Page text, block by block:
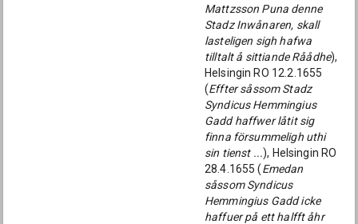
Mattzsson Puna denne
Stadz Inwånaren, skall
lasteligen sigh hafwa
tilltalt å sittiande Råådhe),
Helsingin RO 12.2.1655
(Effter såssom Stadz
Syndicus Hemmingius
Gadd haffwer låtit sig
finna försummeligh uthi
sin tienst ...), Helsingin RO
28.4.1655 (Emedan
såssom Syndicus
Hemmingius Gadd icke
haffuer på ett halfft åhr